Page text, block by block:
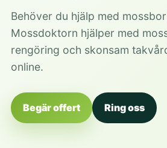
Behöver du hjälp med
Mossdoktorn hjälper med
rengöring och skonsam
online.
Begär offert Ring oss